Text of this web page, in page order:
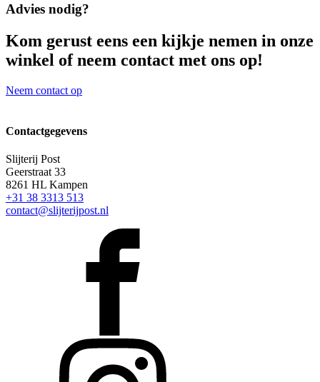
Advies nodig?
Kom gerust eens een kijkje nemen in onze
winkel of neem contact met ons op!
Neem contact op
Contactgegevens
Slijterij Post
Geerstraat 33
8261 HL Kampen
+31 38 3313 513
contact@slijterijpost.nl